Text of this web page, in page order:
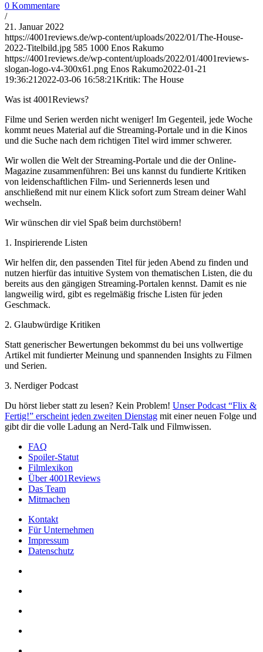
0 Kommentare
/
21. Januar 2022
https://4001reviews.de/wp-content/uploads/2022/01/The-House-
2022-Titelbild.jpg 585 1000 Enos Rakumo
https://4001reviews.de/wp-content/uploads/2022/01/4001reviews-
slogan-logo-v4-300x61.png Enos Rakumo2022-01-21
19:36:21 2022-03-06 16:58:21Kritik: The House
Was ist 4001Reviews?
Filme und Serien werden nicht weniger! Im Gegenteil, jede Woche
kommt neues Material auf die Streaming-Portale und in die Kinos
und die Suche nach dem richtigen Titel wird immer schwerer.
Wir wollen die Welt der Streaming-Portale und die der Online-
Magazine zusammenführen: Bei uns kannst du fundierte Kritiken
von leidenschaftlichen Film- und Seriennerds lesen und
anschließend mit nur einem Klick sofort zum Stream deiner Wahl
wechseln.
Wir wünschen dir viel Spaß beim durchstöbern!
1. Inspirierende Listen
Wir helfen dir, den passenden Titel für jeden Abend zu finden und
nutzen hierfür das intuitive System von thematischen Listen, die du
bereits aus den gängigen Streaming-Portalen kennst. Damit es nie
langweilig wird, gibt es regelmäßig frische Listen für jeden
Geschmack.
2. Glaubwürdige Kritiken
Statt generischer Bewertungen bekommst du bei uns vollwertige
Artikel mit fundierter Meinung und spannenden Insights zu Filmen
und Serien.
3. Nerdiger Podcast
Du hörst lieber statt zu lesen? Kein Problem! Unser Podcast “Flix &
Fertig!” erscheint jeden zweiten Dienstag mit einer neuen Folge und
gibt dir die volle Ladung an Nerd-Talk und Filmwissen.
FAQ
Spoiler-Statut
Filmlexikon
Über 4001Reviews
Das Team
Mitmachen
Kontakt
Für Unternehmen
Impressum
Datenschutz